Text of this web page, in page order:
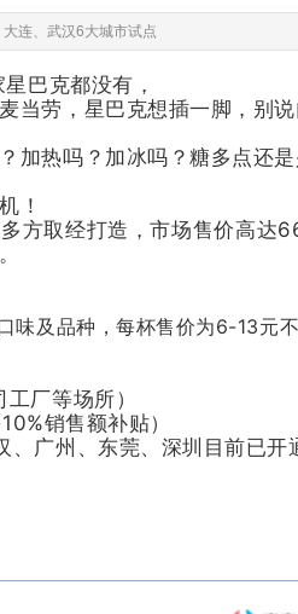
连、武汉6大城市试点
巴克都没有，
当劳， 星巴克想插一脚，别
加热吗？加冰吗？糖多点还是
！
方取经打造，市场售价高
味及品种，每杯售价为6-13元不
厂等场所）
销售额补贴）
广州、东莞、深圳目前已开